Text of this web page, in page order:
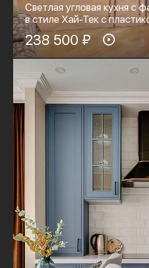
Светлая угловая кухня
в стиле Хай-Тек с
238 500 ₽